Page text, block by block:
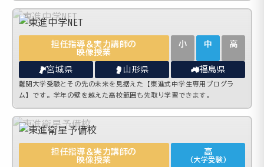
担任指導＆実力講師の
映像授業
小 中 高
宮城県 山形県 福島県
難関大学受験とその先の未来を見据えた【東進式中学生専用プログラ
ム】です。学年の壁を越えた高校範囲も先取り学習できます。
担任指導＆実力講師の
映像授業
高
(大学受験)